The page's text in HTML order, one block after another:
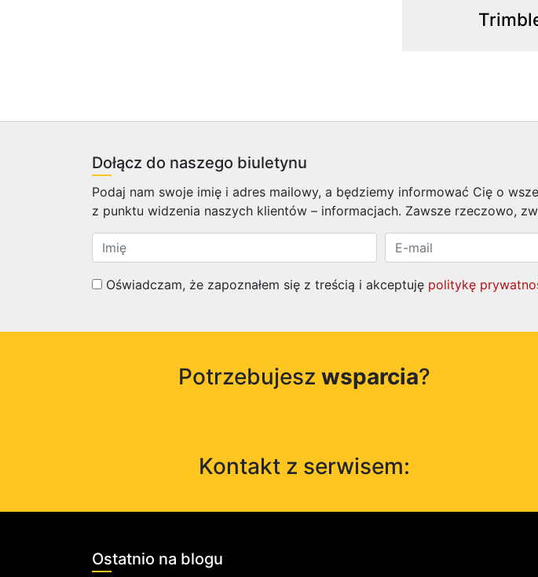
Dołącz do naszego biuletynu
Podaj nam swoje imię i adres mailowy, a będziemy informować Cię o
z punktu widzenia naszych klientów – informacjach. Zawsze rzeczowo,
Oświadczam, że zapoznałem się z treścią i akceptuję politykę
Potrzebujesz wsparcia?
Kontakt z serwisem:
Ostatnio na blogu